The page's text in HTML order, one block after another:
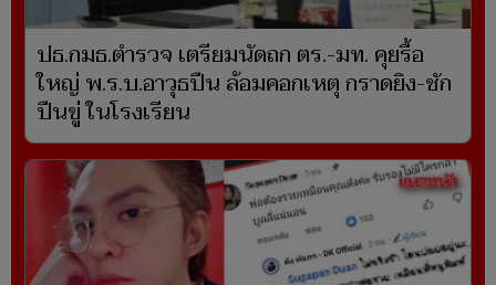
ปธ.กมธ.ตำรวจ เตรียมนัดถก ตร.-มท. คุยรื้อ
ใหญ่ พ.ร.บ.อาวุธปืน ล้อมคอกเหตุ กราดยิง-ชัก
ปืนขู่ ในโรงเรียน